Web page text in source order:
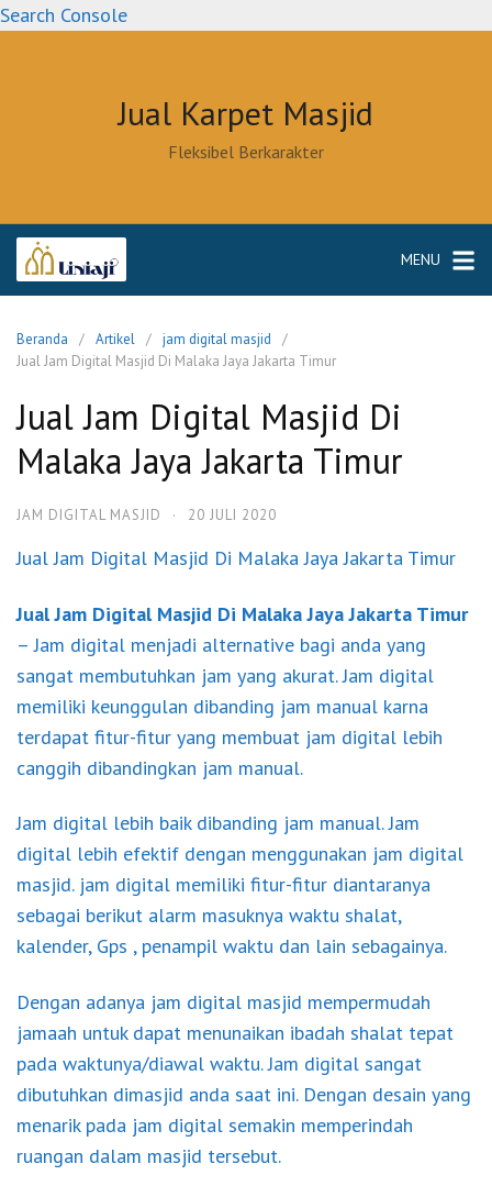
Search ConsoleLangsung
Jual Karpet Masjid
Fleksibel Berkarakter
MENU
Beranda Artikel
jam digital masjid
Jual Jam Digital Masjid Di Malaka Jaya Jakarta Timur
Jual Jam Digital Masjid Di
Malaka Jaya Jakarta Timur
JAM DIGITAL MASJID · 20 JULI 2020
Jual Jam Digital Masjid Di Malaka Jaya Jakarta Timur
Jual Jam Digital Masjid Di Malaka Jaya Jakarta Timur
– Jam digital menjadi alternative bagi anda yang
sangat membutuhkan jam yang akurat. Jam digital
memiliki keunggulan dibanding jam manual karna
terdapat fitur-fitur yang membuat jam digital lebih
canggih dibandingkan jam manual.
Jam digital lebih baik dibanding jam manual. Jam
digital lebih efektif dengan menggunakan jam digital
masjid. jam digital memiliki fitur-fitur diantaranya
sebagai berikut alarm masuknya waktu shalat,
kalender, Gps , penampil waktu dan lain sebagainya.
Dengan adanya jam digital masjid mempermudah
jamaah untuk dapat menunaikan ibadah shalat tepat
pada waktunya/diawal waktu. Jam digital sangat
dibutuhkan dimasjid anda saat ini. Dengan desain yang
menarik pada jam digital semakin memperindah
ruangan dalam masjid tersebut.